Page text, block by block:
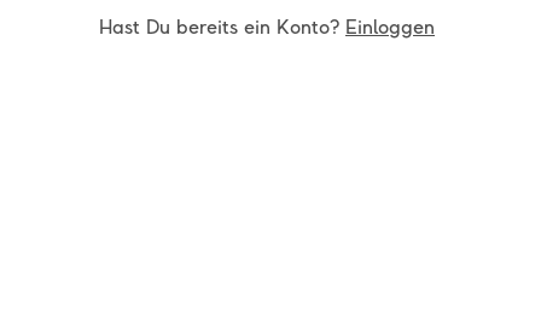
Hast Du bereits ein Konto? Einloggen